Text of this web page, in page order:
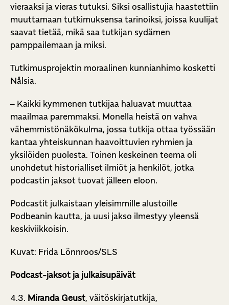
vieraaksi ja vieras tutuksi. Siksi osallistujia haastettiin
muuttamaan tutkimuksensa tarinoiksi, joissa kuulijat
saavat tietää, mikä saa tutkijan sydämen
pamppailemaan ja miksi.
Tutkimusprojektin moraalinen kunnianhimo kosketti
Nålsia.
– Kaikki kymmenen tutkijaa haluavat muuttaa
maailmaa paremmaksi. Monella heistä on vahva
vähemmistönäkökulma, jossa tutkija ottaa työssään
kantaa yhteiskunnan haavoittuvien ryhmien ja
yksilöiden puolesta. Toinen keskeinen teema oli
unohdetut historialliset ilmiöt ja henkilöt, jotka
podcastin jaksot tuovat jälleen eloon.
Podcastit julkaistaan yleisimmille alustoille
Podbeanin kautta, ja uusi jakso ilmestyy yleensä
keskiviikkoisin.
Kuvat: Frida Lönnroos/SLS
Podcast-jaksot ja julkaisupäivät
4.3. Miranda Geust, väitöskirjatutkija,